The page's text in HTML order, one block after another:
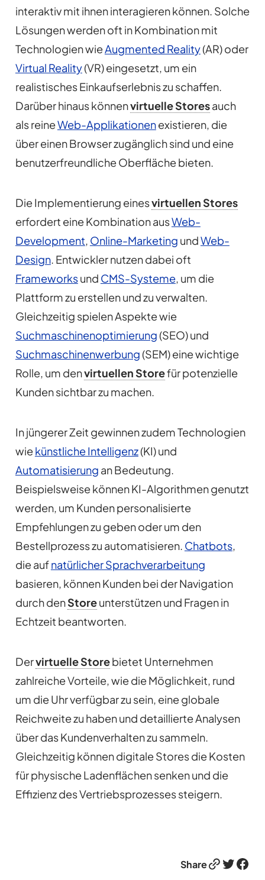
interaktiv mit ihnen interagieren können. Solche
Lösungen werden oft in Kombination mit
Technologien wieAugmented Reality(AR) oder
Virtual Reality(VR) eingesetzt, um ein
realistisches Einkaufserlebnis zu schaffen.
Darüber hinaus könnenvirtuelle Storesauch
als reineWeb-Applikationenexistieren, die
über einen Browser zugänglich sind und eine
benutzerfreundliche Oberfläche bieten.
Die Implementierung einesvirtuellen Stores
erfordert eine Kombination ausWeb-
Development, Online-Marketing undWeb-
Design. Entwickler nutzen dabei oft
Frameworksund CMS-Systeme, um die
Plattform zu erstellen und zu verwalten.
Gleichzeitig spielen Aspekte wie
Suchmaschinenoptimierung (SEO) und
Suchmaschinenwerbung (SEM) eine wichtige
Rolle, um denvirtuellen Storefür potenzielle
Kunden sichtbar zu machen.
In jüngerer Zeit gewinnen zudem Technologien
wiekünstliche Intelligenz(KI) und
Automatisierung an Bedeutung.
Beispielsweise können KI-Algorithmen genutzt
werden, um Kunden personalisierte
Empfehlungen zu geben oder um den
Bestellprozess zu automatisieren. Chatbots,
die aufnatürlicher Sprachverarbeitung
basieren, können Kunden bei der Navigation
durch denStoreunterstützen und Fragen in
Echtzeit beantworten.
Dervirtuelle Storebietet Unternehmen
zahlreiche Vorteile, wie die Möglichkeit, rund
um die Uhr verfügbar zu sein, eine globale
Reichweite zu haben und detaillierte Analysen
über das Kundenverhalten zu sammeln.
Gleichzeitig können digitale Stores die Kosten
für physische Ladenflächen senken und die
Effizienz des Vertriebsprozesses steigern.
ShareLink Twitter Facebook